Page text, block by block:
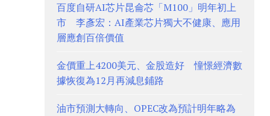
百度自研AI芯片昆侖芯「M100」明年初上
市 李彥宏：AI產業芯片獨大不健康、應用
層應創百倍價值
金價重上4200美元、金股造好 憧憬經濟數
據恢復為12月再減息鋪路
油市預測大轉向、OPEC改為預計明年略為